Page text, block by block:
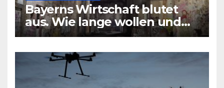
Bayerns Wirtschaft blutet
aus. Wie lange wollen und
können wir uns den
noch leisten?